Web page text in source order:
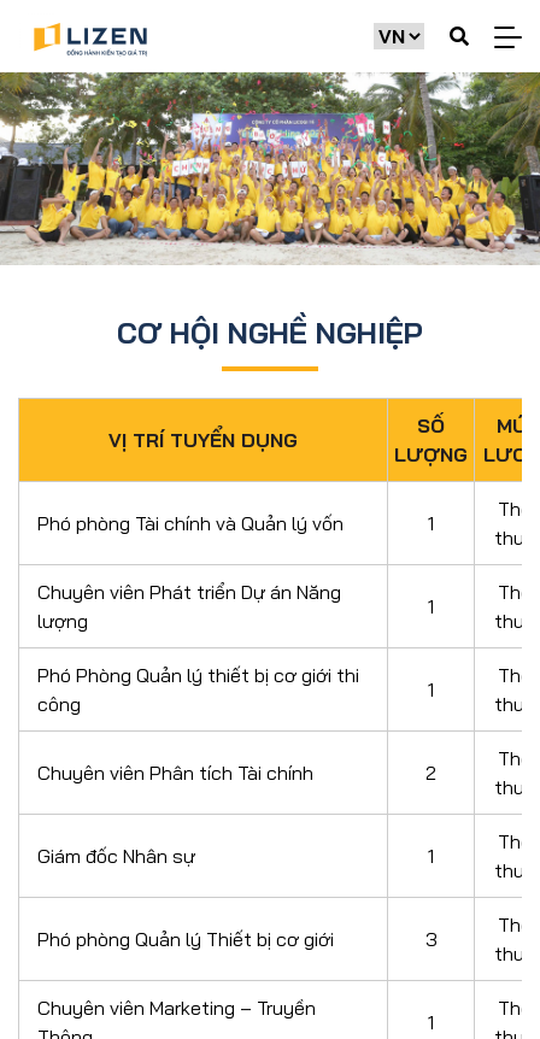
CƠ HỘI NGHỀ NGHIỆP
VỊ TRÍ TUYỂN DỤNG
SỐ
LƯỢNG
Phó phòng Tài chính và Quản lý vốn 1
Chuyên viên Phát triển Dự án Năng
lượng
1
Phó Phòng Quản lý thiết bị cơ giới thi
công
1
Chuyên viên Phân tích Tài chính 2
Giám đốc Nhân sự 1
Phó phòng Quản lý Thiết bị cơ giới 3
Chuyên viên Marketing – Truyền
1